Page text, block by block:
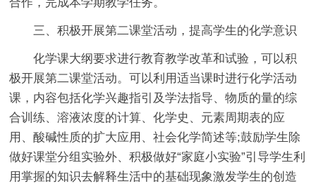
三、积极开展第二课堂活动，提高学生的化学意识
化学课大纲要求进行教育教学改革和试验，可以积
极开展第二课堂活动。可以利用适当课时进行化学活动
课，内容包括化学兴趣指引及学法指导、物质的量的综
合训练、溶液浓度的计算、化学史、元素周期表的应
用、酸碱性质的扩大应用、社会化学简述等;鼓励学生除
做好课堂分组实验外、积极做好“家庭小实验”引导学生利
用掌握的知识去解释生活中的基础现象激发学生的创造